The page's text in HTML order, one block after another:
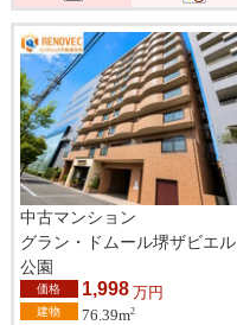
中古マンション
グラン・ドムール堺ザビエル
公園
価格 1,998 万円
建物 76.39m2